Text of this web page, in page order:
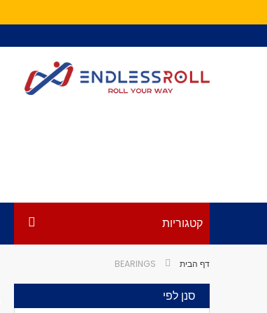
קטגוריות
דף הבית BEARINGS
סנן לפי